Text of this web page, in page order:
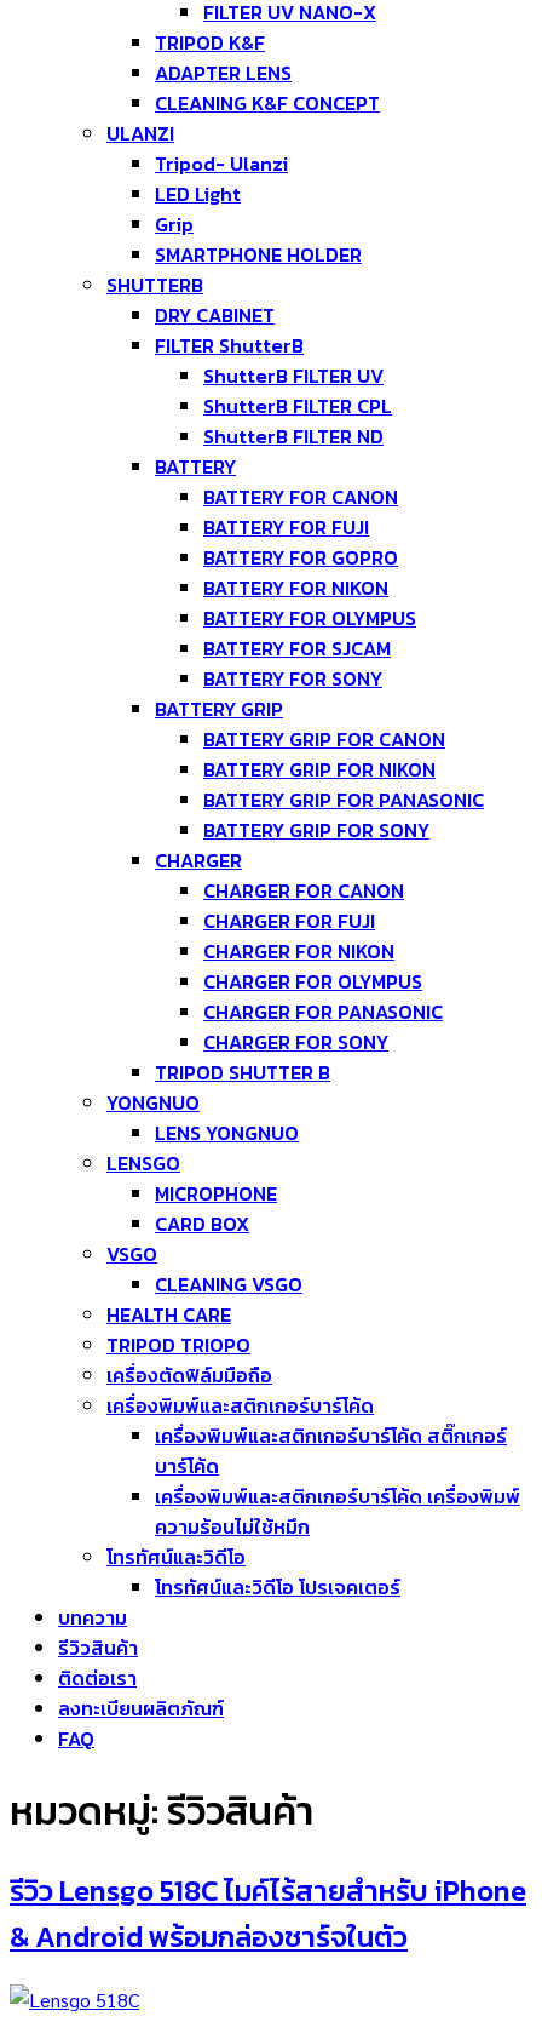
FILTER UV NANO-X
TRIPOD K&F
ADAPTER LENS
CLEANING K&F CONCEPT
ULANZI
Tripod- Ulanzi
LED Light
Grip
SMARTPHONE HOLDER
SHUTTERB
DRY CABINET
FILTER ShutterB
ShutterB FILTER UV
ShutterB FILTER CPL
ShutterB FILTER ND
BATTERY
BATTERY FOR CANON
BATTERY FOR FUJI
BATTERY FOR GOPRO
BATTERY FOR NIKON
BATTERY FOR OLYMPUS
BATTERY FOR SJCAM
BATTERY FOR SONY
BATTERY GRIP
BATTERY GRIP FOR CANON
BATTERY GRIP FOR NIKON
BATTERY GRIP FOR PANASONIC
BATTERY GRIP FOR SONY
CHARGER
CHARGER FOR CANON
CHARGER FOR FUJI
CHARGER FOR NIKON
CHARGER FOR OLYMPUS
CHARGER FOR PANASONIC
CHARGER FOR SONY
TRIPOD SHUTTER B
YONGNUO
LENS YONGNUO
LENSGO
MICROPHONE
CARD BOX
VSGO
CLEANING VSGO
HEALTH CARE
TRIPOD TRIOPO
เครื่องตัดฟิล์มมือถือ
เครื่องพิมพ์และสติกเกอร์บาร์โค้ด
เครื่องพิมพ์และสติกเกอร์บาร์โค้ด สติ๊กเกอร์
บาร์โค้ด
เครื่องพิมพ์และสติกเกอร์บาร์โค้ด เครื่องพิมพ์
ความร้อนไม่ใช้หมึก
โทรทัศน์และวิดีโอ
โทรทัศน์และวิดีโอ โปรเจคเตอร์
บทความ
รีวิวสินค้า
ติดต่อเรา
ลงทะเบียนผลิตภัณฑ์
FAQ
หมวดหมู่:รีวิวสินค้า
รีวิว Lensgo 518C ไมค์ไร้สายสำหรับ iPhone
& Android พร้อมกล่องชาร์จในตัว